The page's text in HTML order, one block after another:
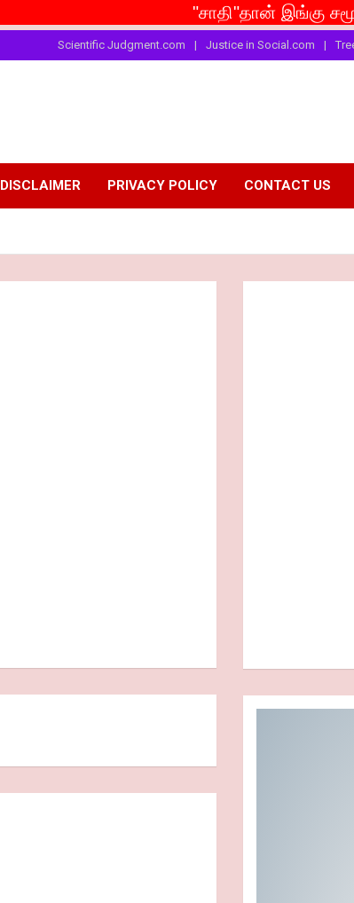
"சாதி"தான் இங்கு சமூகம்
Scientific Judgment.com Justice in Social.com
DISCLAIMER PRIVACY POLICY CONTACT US